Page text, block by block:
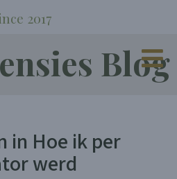
2017
Blog
in Hoe ik per
werd